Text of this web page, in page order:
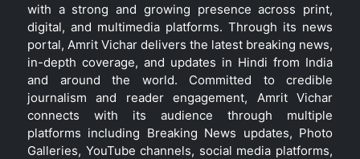
with a strong and growing presence across print,
digital, and multimedia platforms. Through its news
portal, Amrit Vichar delivers the latest breaking news,
in-depth coverage, and updates in Hindi from India
and around the world. Committed to credible
journalism and reader engagement, Amrit Vichar
connects with its audience through multiple
platforms including Breaking News updates, Photo
Galleries, YouTube channels, social media platforms,